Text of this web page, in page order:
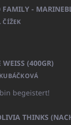
-
ČÍŽEK
WEISS (400GR)
begeistert!